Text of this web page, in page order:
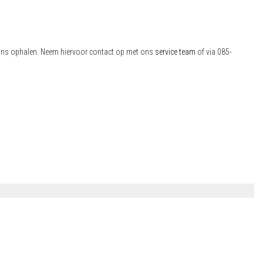
ophalen. Neem hiervoor contact op met ons service team of via 085-